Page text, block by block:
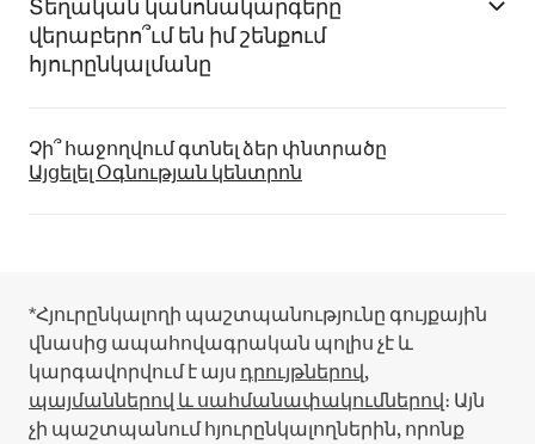
Տեղական կանոնակարգերը
վերաբերո՞ւմ են իմ շենքում
հյուրընկալմանը
Չի՞ հաջողվում գտնել ձեր փնտրածը
Այցելել Օգնության կենտրոն
*Հյուրընկալողի պաշտպանությունը գույքային
վնասից ապահովագրական պոլիս չէ և
կարգավորվում է այս դրույթներով,
պայմաններով և սահմանափակումներով։ Այն
չի պաշտպանում հյուրընկալողներին, որոնք